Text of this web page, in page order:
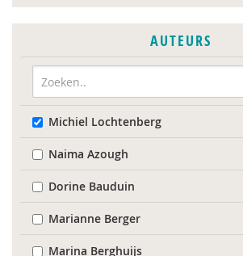
AUTEURS
Michiel Lochtenberg
Naima Azough
Dorine Bauduin
Marianne Berger
Marina Berghuijs